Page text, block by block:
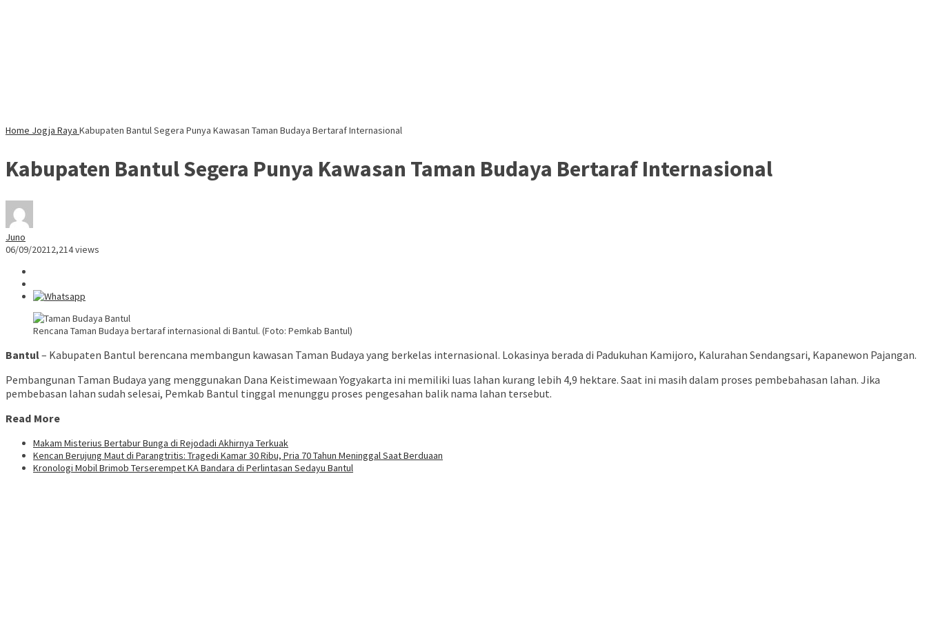
Home Jogja Raya Kabupaten Bantul Segera Punya Kawasan Taman Budaya Bertaraf Internasional
Kabupaten Bantul Segera Punya Kawasan Taman Budaya Bertaraf Internasional
Juno
06/09/20212,214 views
Rencana Taman Budaya bertaraf internasional di Bantul. (Foto: Pemkab Bantul)
Bantul– Kabupaten Bantul berencana membangun kawasan Taman Budaya yang berkelas internasional. Lokasinya berada di Padukuhan Kamijoro, Kalurahan Sendangsari, Kapanewon Pajangan.
Pembangunan Taman Budaya yang menggunakan Dana Keistimewaan Yogyakarta ini memiliki luas lahan kurang lebih 4,9 hektare. Saat ini masih dalam proses pembebahasan lahan. Jika
pembebasan lahan sudah selesai, Pemkab Bantul tinggal menunggu proses pengesahan balik nama lahan tersebut.
Read More
Makam Misterius Bertabur Bunga di Rejodadi Akhirnya Terkuak
Kencan Berujung Maut di Parangtritis: Tragedi Kamar 30 Ribu, Pria 70 Tahun Meninggal Saat Berduaan
Kronologi Mobil Brimob Terserempet KA Bandara di Perlintasan Sedayu Bantul